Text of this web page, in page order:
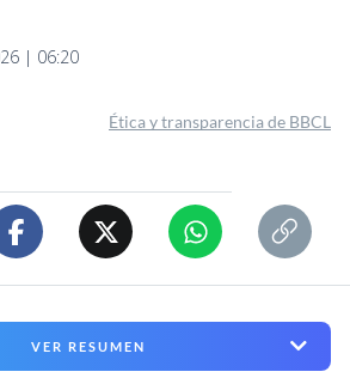
| 06:20
Ética y transparencia de BBCL
VER RESUMEN